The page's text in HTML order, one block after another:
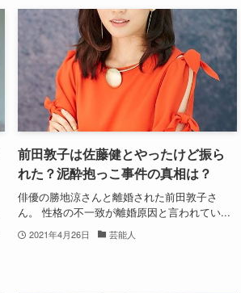
前田敦子は佐藤健とやったけど振ら
れた？泥酔抱っこ事件の真相は？
俳優の勝地涼さんと離婚された前田敦子さ
ん。 性格の不一致が離婚原因と言われてい...
2021年4月26日 芸能人